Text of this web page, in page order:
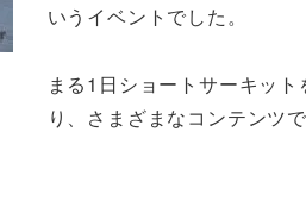
いうイベントでした。
まる1日ショートサーキット
り、さまざまなコンテンツ